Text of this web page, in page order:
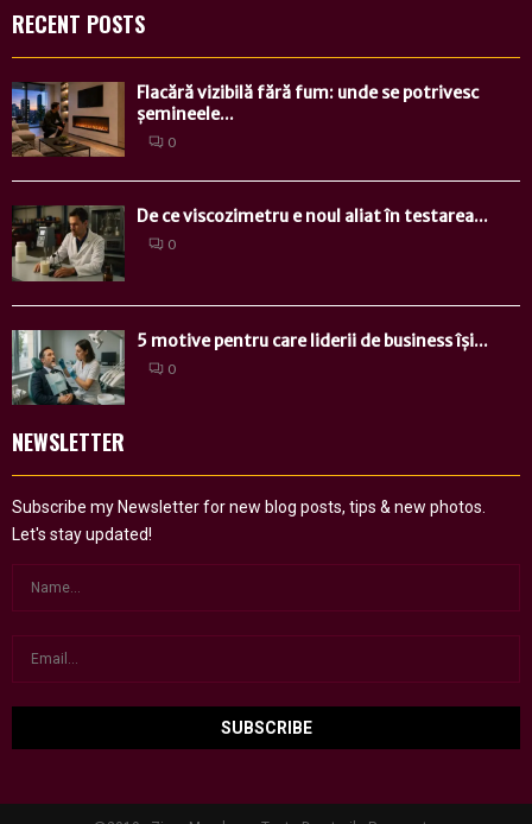
RECENT POSTS
Flacără vizibilă fără fum: unde se potrivesc
șemineele...
0
De ce viscozimetru e noul aliat în testarea...
0
5 motive pentru care liderii de business își...
0
NEWSLETTER
Subscribe my Newsletter for new blog posts, tips & new photos.
Let's stay updated!